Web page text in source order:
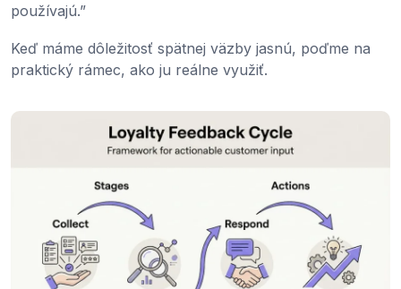
používajú.”
Keď máme dôležitosť spätnej väzby jasnú, poďme na
praktický rámec, ako ju reálne využiť.